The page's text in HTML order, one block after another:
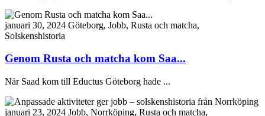
januari 30, 2024 Göteborg, Jobb, Rusta och matcha,
Solskenshistoria
Genom Rusta och matcha kom Saa...
När Saad kom till Eductus Göteborg hade ...
januari 23, 2024 Jobb, Norrköping, Rusta och matcha,